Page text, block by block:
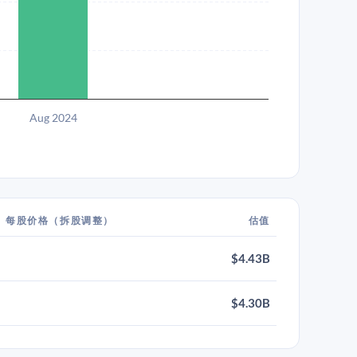
Aug 2024
每股价格（拆股调整） 估值
$4.43B
$4.30B